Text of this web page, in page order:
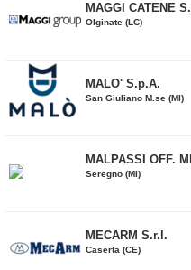
MAGGI CATENE
Olginate (LC)
MALO' S.p.A.
San Giuliano M.se (MI)
MALPASSI OFF.
Seregno (MI)
MECARM S.r.l.
Caserta (CE)